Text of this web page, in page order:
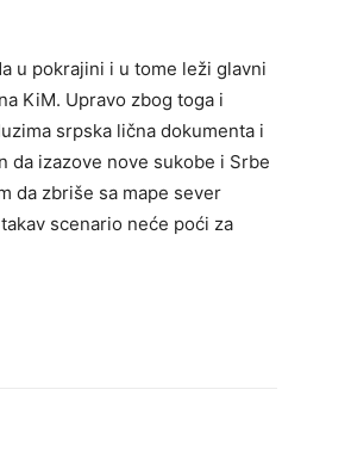
u pokrajini i u tome leži glavni
KiM. Upravo zbog toga i
srpska lična dokumenta i
da izazove nove sukobe i Srbe
da zbriše sa mape sever
scenario neće poći za